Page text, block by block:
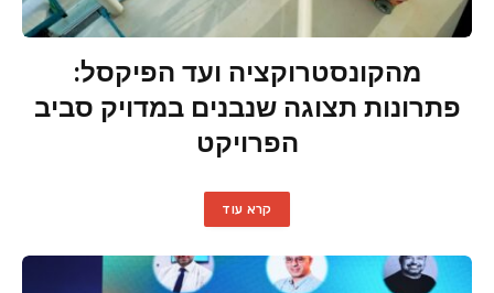
מהקונסטרוקציה ועד הפיקסל:
פתרונות תצוגה שנבנים במדויק סביב
הפרויקט
קרא עוד